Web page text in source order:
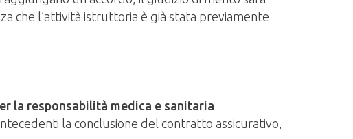
che l’attività istruttoria è già stata previamente
la responsabilità medica e sanitaria
la conclusione del contratto assicurativo,